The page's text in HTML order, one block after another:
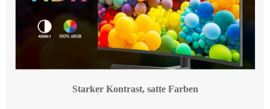
Starker Kontrast, satte Farben